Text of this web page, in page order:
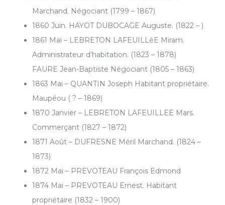
Marchand. Négociant (1799 – 1867)
1860 Juin. HAYOT DUBOCAGE Auguste. (1822 – )
1861 Mai – LEBRETON LAFEUILLéE Miram.
Administrateur d’habitation. (1823 – 1878)
FAURE Jean-Baptiste Négociant (1805 – 1863)
1863 Mai – QUANTIN Joseph Habitant propriétaire.
Maupéou ( ? – 1869)
1870 Janvier – LEBRETON LAFEUILLEE Mars.
Commerçant (1827 – 1872)
1871 Août – DUFRESNE Méril Marchand. (1824 –
1873)
1872 Mai – PREVOTEAU François Edmond
1874 Mai – PREVOTEAU Ernest. Habitant
propriétaire (1832 – 1900)